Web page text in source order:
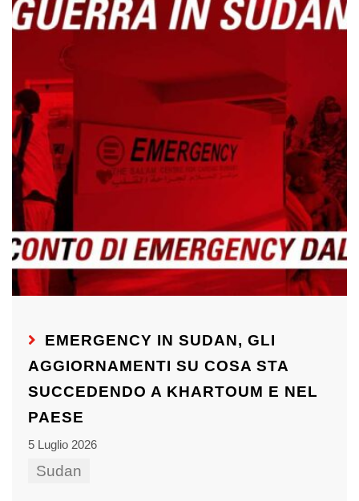
EMERGENCY IN SUDAN, GLI
AGGIORNAMENTI SU COSA STA
SUCCEDENDO A KHARTOUM E NEL
PAESE
5 Luglio 2026
Sudan